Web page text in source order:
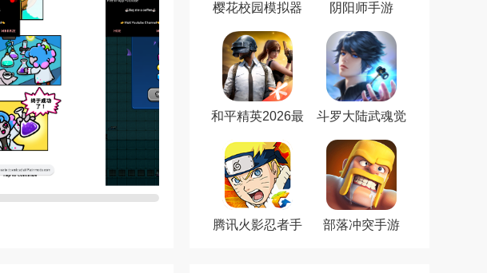
樱花校园模拟器
新版
阴阳师手游
和平精英2026最
斗罗大陆武魂觉
腾讯火影忍者手
部落冲突手游